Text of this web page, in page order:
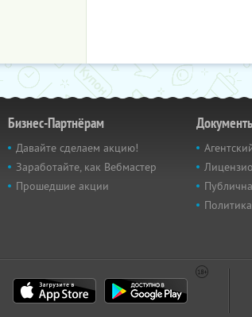
Бизнес-Партнёрам
Давайте сделаем акцию!
Заработайте, как Вебмастер
Прошедшие акции